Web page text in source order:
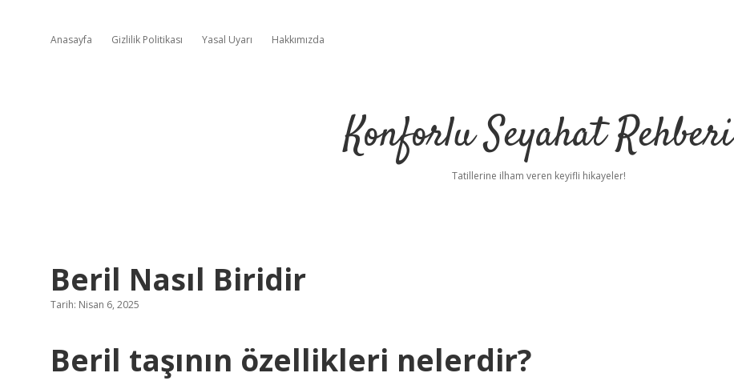
Anasayfa Gizlilik Politikası Yasal Uyarı Hakkımızda
Konforlu Seyahat Rehberi
Tatillerine ilham veren keyifli hikayeler!
Beril Nasıl Biridir
Tarih: Nisan 6, 2025
Beril taşının özellikleri nelerdir?